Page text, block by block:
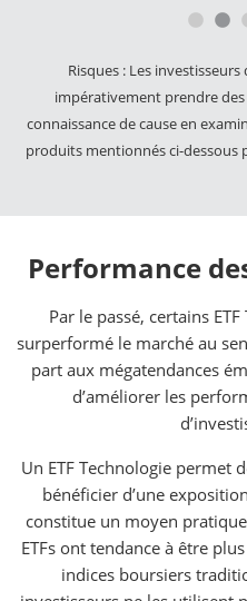
Risques : Les
impérativement prendre des
connaissance de cause en
produits mentionnés ci-dessous
Performance
Par le passé, certains
surperformé le marché au
part aux mégatendances
d’améliorer les
Un ETF Technologie permet
bénéficier d’une
constitue un moyen
ETFs ont tendance à être
indices boursiers